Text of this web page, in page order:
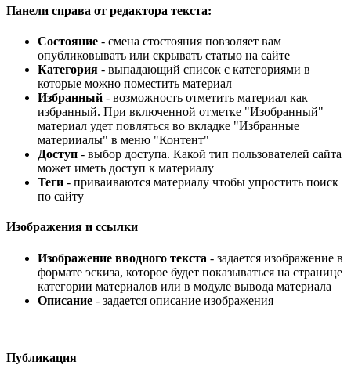
Панели справа от редактора текста:
Состояние - смена стостояния повзоляет вам
опубликовывать или скрывать статью на сайте
Категория - выпадающий список с категориями в
которые можно поместить материал
Избранный - возможность отметить материал как
избранный. При включенной отметке "Изобранный"
материал удет повляться во вкладке "Избранные
материиалы" в меню "Контент"
Доступ - выбор доступа. Какой тип пользователей сайта
может иметь доступ к материалу
Теги - приваиваются материалу чтобы упростить поиск
по сайту
Изображения и ссылки
Изображение вводного текста - задается изображение в
формате эскиза, которое будет показываться на странице
категории материалов или в модуле вывода материала
Описание - задается описание изображения
Публикация